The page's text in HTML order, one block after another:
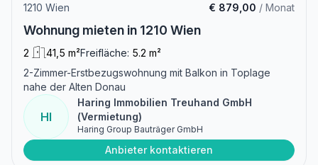
1210 Wien € 879,00 / Monat
Wohnung mieten in 1210 Wien
2 41,5 m²Freifläche: 5.2 m²
2-Zimmer-Erstbezugswohnung mit Balkon in Toplage
nahe der Alten Donau
HI
Haring Immobilien Treuhand GmbH
(Vermietung)
Haring Group Bauträger GmbH
Anbieter kontaktieren